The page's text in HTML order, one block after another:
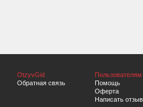
OtzyvGid
Обратная связь
Пользователям
Помощь
Оферта
Написать